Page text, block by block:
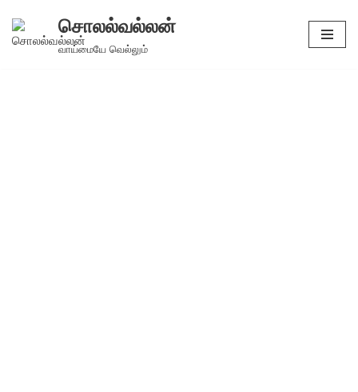
Skip
சொலல்வல்லன்
வாய்மையே வெல்லும்